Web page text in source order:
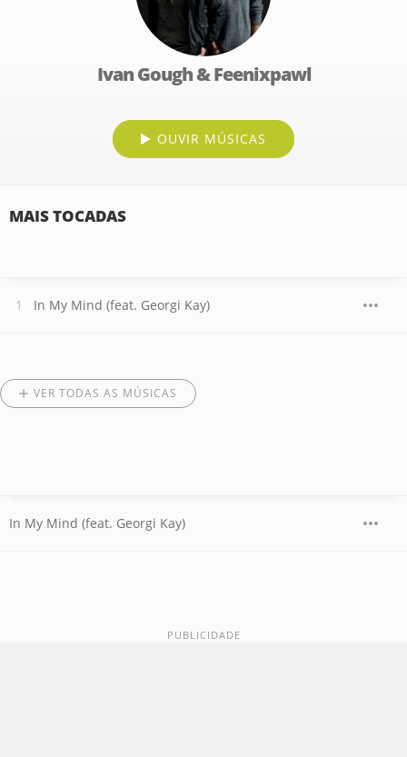
Ivan Gough & Feenixpawl
OUVIR MÚSICAS
MAIS TOCADAS
In My Mind (feat. Georgi Kay)
VER TODAS AS MÚSICAS
In My Mind (feat. Georgi Kay)